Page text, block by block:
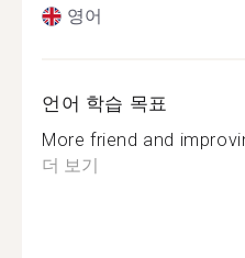
영어
언어 학습 목표
More friend and
더 보기